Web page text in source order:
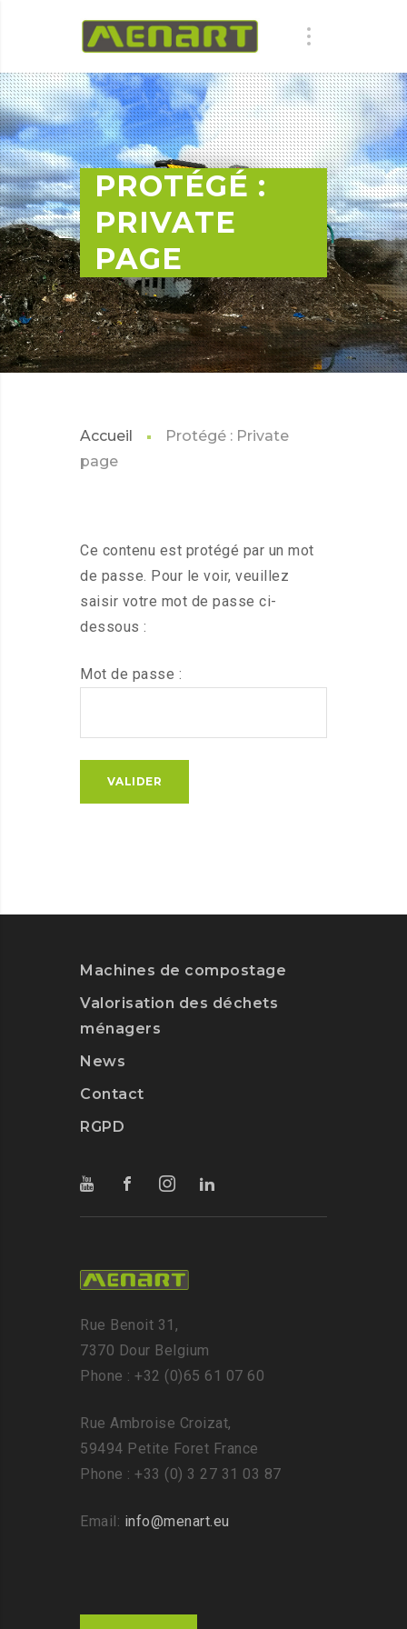
PROTÉGÉ :
PRIVATE
PAGE
Accueil
Protégé : Private
page
Ce contenu est protégé par un mot
de passe. Pour le voir, veuillez
saisir votre mot de passe ci-
dessous :
Mot de passe :
Machines de compostage
Valorisation des déchets
ménagers
News
Contact
RGPD
Rue Benoit 31,
7370 Dour Belgium
Phone : +32 (0)65 61 07 60
Rue Ambroise Croizat,
59494 Petite Foret France
Phone : +33 (0) 3 27 31 03 87
Email: info@menart.eu